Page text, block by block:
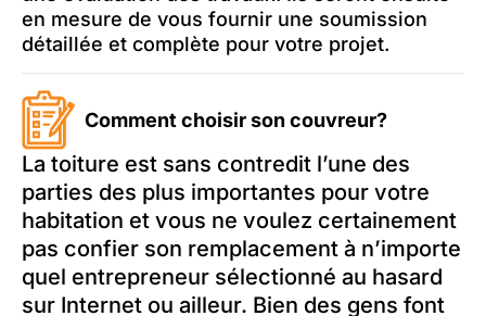
en mesure de vous fournir une soumission
détaillée et complète pour votre projet.
Comment choisir son couvreur?
La toiture est sans contredit l’une des
parties des plus importantes pour votre
habitation et vous ne voulez certainement
pas confier son remplacement à n’importe
quel entrepreneur sélectionné au hasard
sur Internet ou ailleur. Bien des gens font